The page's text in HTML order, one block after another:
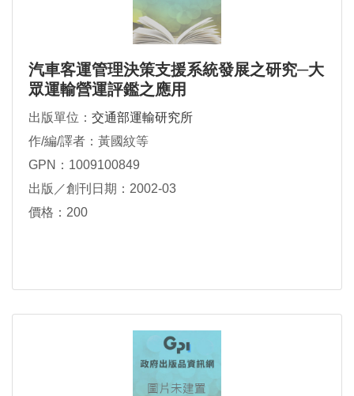
汽車客運管理決策支援系統發展之研究─大
眾運輸營運評鑑之應用
出版單位： 交通部運輸研究所
作/編/譯者：黃國紋等
GPN：1009100849
出版／創刊日期：2002-03
價格：200